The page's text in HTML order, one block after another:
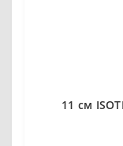
11 см